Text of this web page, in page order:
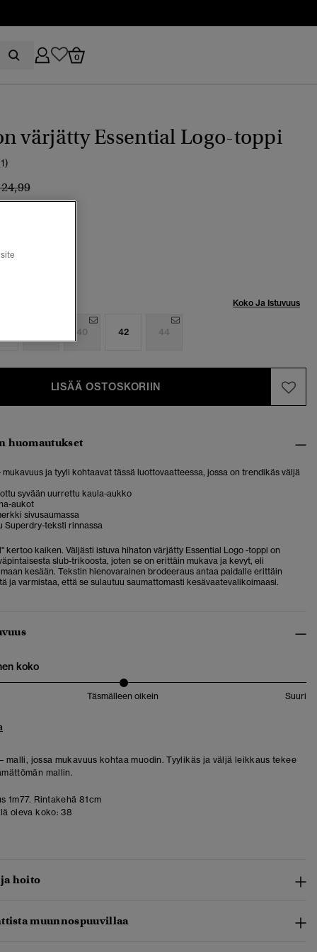
0
värjätty Essential Logo-toppi
alennettu hinnasta
hintaan
Koko Ja Istuvuus
40 42 44
LISÄÄ OSTOSKORIIN
huomautukset
mukavuus ja tyyli kohtaavat tässä luottovaatteessa, jossa on trendikäs väljä
syvään uurrettu kaula-aukko
aukot
sivusaumassa
Superdry-teksti rinnassa
kertoo kaiken. Väljästi istuva hihaton värjätty Essential Logo -toppi on
slub-trikoosta, joten se on erittäin mukava ja kevyt, eli
kesään. Tekstin hienovarainen brodeeraus antaa paidalle erittäin
ja varmistaa, että se sulautuu saumattomasti kesävaatevalikoimaasi.
koko
Täsmälleen oikein Suuri
malli, jossa mukavuus kohtaa muodin. Tyylikäs ja väljä leikkaus tekee
mallin.
1m77. Rintakehä 81cm
oleva koko: 38
hoito
muunnospuuvillaa